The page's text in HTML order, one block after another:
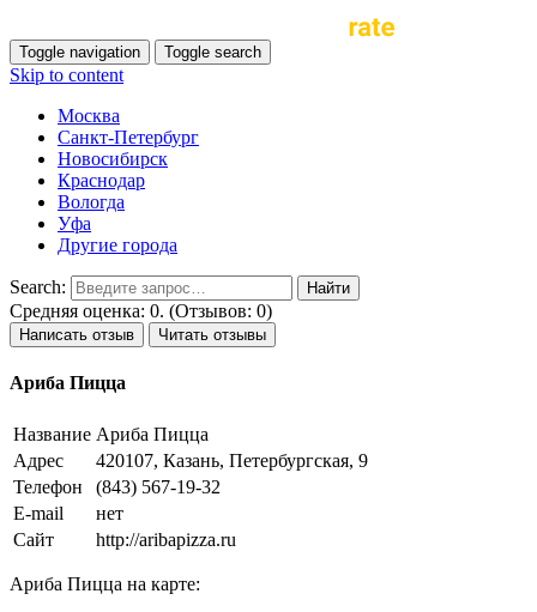
Toggle navigation Toggle search
Skip to content
Москва
Санкт-Петербург
Новосибирск
Краснодар
Вологда
Уфа
Другие города
Search:
Средняя оценка: 0. (Отзывов: 0)
Написать отзыв Читать отзывы
Ариба Пицца
Название Ариба Пицца
Адрес
420107, Казань, Петербургская, 9
Телефон
(843) 567-19-32
E-mail
нет
Сайт
http://aribapizza.ru
Ариба Пицца на карте: